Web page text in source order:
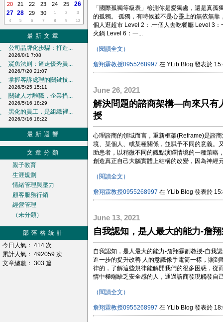
20
21 22 23 24 25
26
27 28 29 30 1 2
3
4
5 6 7 8 9 10
最新文章
‧
公司品牌化步驟：打造...
2026/8/1 7:08
‧ 鯊魚法則：逼走優秀員...
2026/7/20 21:07
‧ 掌握客訴處理的關鍵技...
2026/5/25 15:11
‧ 關鍵人才離職，企業措...
2026/5/16 18:29
‧ 黑化的員工，是組織裡...
2026/3/16 18:22
最新迴響
文章分類
親子教育
生涯規劃
情緒管理與壓力
顧客服務行銷
經營管理
（未分類）
部落格統計
今日人氣： 414 次
累計人氣： 492059 次
文章總數： 303 篇
「國際孤獨等級表」檢測你是愛獨處，還是真
的孤獨。 孤獨，有時候並不是心靈上的無依無
個人逛超市 Level 2：.一個人去吃餐廳 Level 3
火鍋 Level 6：一...
（閱讀全文）
詹翔霖教授0955268997 在 YLib Blog 發表於
June 26, 2021
解決問題的諮商架構—向來只有
授
心理諮商的領域而言，重新框架(Reframe)是諮
境、某個人、或某種關係，並賦予不同的意義
助患者，以稍微不同的觀點演繹情境的一種策略
創造真正自己大腦實體上結構的改變，因為神經
（閱讀全文）
詹翔霖教授0955268997 在 YLib Blog 發表於
June 13, 2021
自我認知，是人最大的能力-詹
自我認知，是人最大的能力-詹翔霖副教授-自我
進一步的提升改善 人的意識像手電筒一樣，照
律的，了解這些規律能解開我們的很多困惑，從
情中極端缺乏安全感的人，通過諮商發現觸發自
（閱讀全文）
詹翔霖教授0955268997 在 YLib Blog 發表於